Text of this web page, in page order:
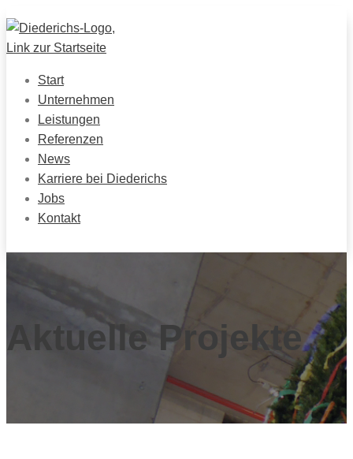
Start
Unternehmen
Leistungen
Referenzen
News
Karriere bei Diederichs
Jobs
Kontakt
Aktuelle Projekte